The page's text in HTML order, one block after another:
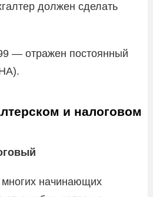
должен сделать
— отражен постоянный
и налоговом
начинающих